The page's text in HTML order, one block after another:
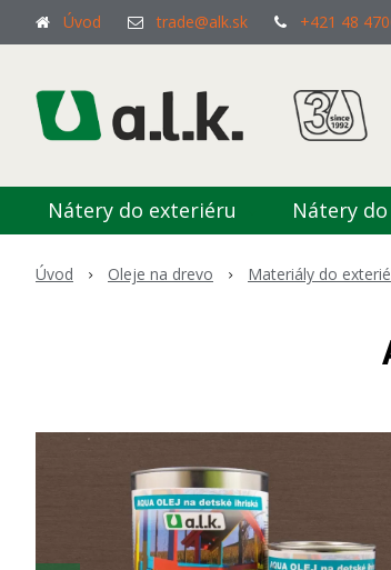
Úvod trade@alk.sk +421 48
Nátery do exteriéru Nátery
Úvod Oleje na drevo Materiály do